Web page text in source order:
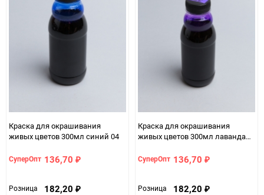
Краска для окрашивания
живых цветов 300мл синий 04
СуперОпт 136,70 ₽
Розница 182,20 ₽
Краска для окрашивания
живых цветов 300мл лаванда
СуперОпт 136,70 ₽
Розница 182,20 ₽